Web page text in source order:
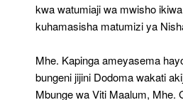
kwa watumiaji wa mwisho
kuhamasisha matumizi ya
Mhe. Kapinga ameyasema
bungeni jijini Dodoma wakati
Mbunge wa Viti Maalum, Mhe.